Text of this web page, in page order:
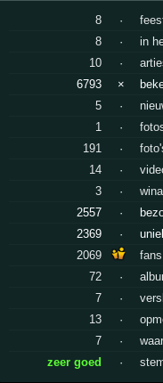
8 ·
8
·
in
10
·
6793
×
5
·
1
·
191
·
14
·
3
·
2557
·
2369
·
2069
fans
72
·
7
·
13
·
7
·
zeer goed
·